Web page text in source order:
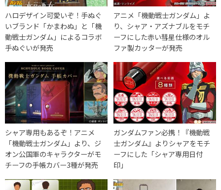
ハロデザイン可愛いぞ！手ぬぐ
いブランド「かまわぬ」と「機
動戦士ガンダム」によるコラボ
手ぬぐいが発売
アニメ「機動戦士ガンダム」よ
り、シャア・アズナブルをモチ
ーフにした赤い彗星仕様のオル
ファ製カッターが発売
シャア専用もあるぞ！アニメ
「機動戦士ガンダム」より、ジ
オン公国軍のキャラクターがモ
チーフの手帳カバー3種が発売
ガンダムファン必携！『機動戦
士ガンダム』よりシャアをモチ
ーフにした「シャア専用日付
印」